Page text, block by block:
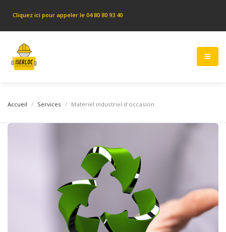
Cliquez ici pour appeler le 04 80 80 93 40
Accueil Services Matériel industriel d'occasion